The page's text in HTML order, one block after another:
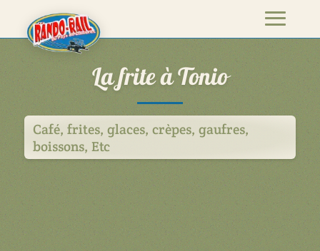
La frite à Tonio
Café, frites, glaces, crèpes, gaufres,
boissons, Etc